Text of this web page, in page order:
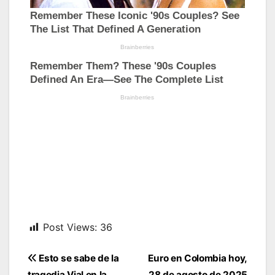
Post Views: 36
Navegación
Euro en Colombia hoy,
Esto se sabe de la